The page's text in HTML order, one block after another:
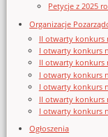
Petycje z 2025
Organizacje
II otwarty konkurs
I otwarty konkurs
II otwarty konkurs
I otwarty konkurs
I otwarty konkurs
II otwarty konkurs
I otwarty konkurs
Ogłoszenia